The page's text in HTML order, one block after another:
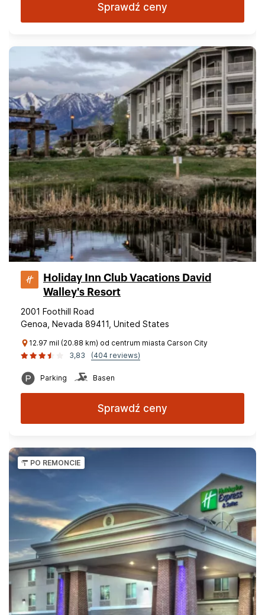
Sprawdź ceny
Holiday Inn Club Vacations David
Walley's Resort
2001 Foothill Road
Genoa, Nevada 89411, United States
12.97 mil (20.88 km) od centrum miasta Carson City
3,83
(404 reviews)
Parking Basen
Sprawdź ceny
PO REMONCIE